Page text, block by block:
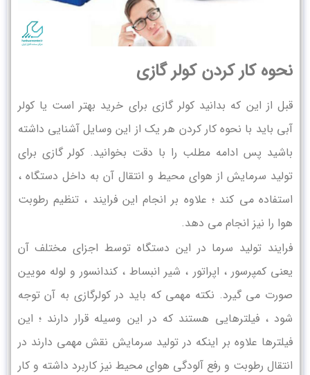
نحوه کار کردن کولر گازی
قبل از این که بدانید کولر گازی برای خرید بهتر است یا کولر
آبی باید با نحوه کار کردن هر یک از این وسایل آشنایی داشته
باشید پس ادامه مطلب را با دقت بخوانید. کولر گازی برای
تولید سرمایش از هوای محیط و انتقال آن به داخل دستگاه ،
استفاده می کند ؛ علاوه بر انجام این فرایند ، تنظیم رطوبت
هوا را نیز انجام می دهد.
فرایند تولید سرما در این دستگاه توسط اجزای مختلف آن
یعنی کمپرسور ، اپراتور ، شیر انبساط ، کندانسور و لوله مویین
صورت می گیرد. نکته مهمی که باید در کولرگازی به آن توجه
شود ، فیلترهایی هستند که در این وسیله قرار دارند ؛ این
فیلترها علاوه بر اینکه در تولید سرمایش نقش مهمی دارند در
انتقال رطوبت و رفع آلودگی هوای محیط نیز کاربرد داشته و کار